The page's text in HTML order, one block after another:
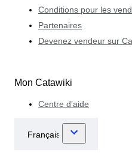
Conditions pour les
Partenaires
Devenez vendeur sur
Mon Catawiki
Centre d’aide